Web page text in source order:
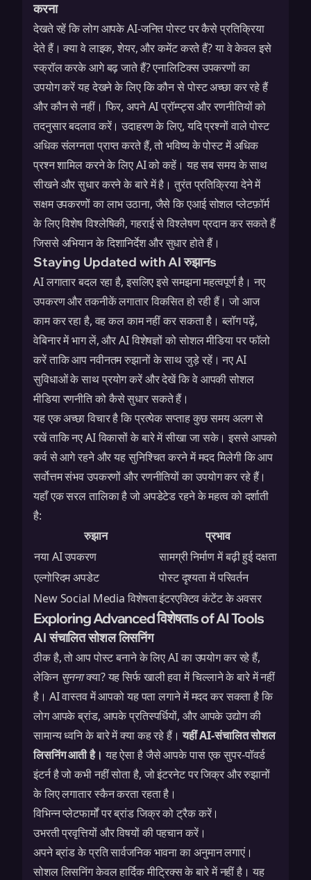
करना
देखते रहें कि लोग आपके AI-जनित पोस्ट पर कैसे प्रतिक्रिया
देते हैं। क्या वे लाइक, शेयर, और कमेंट करते हैं? या वे केवल इसे
स्क्रॉल करके आगे बढ़ जाते हैं? एनालिटिक्स उपकरणों का
उपयोग करें यह देखने के लिए कि कौन से पोस्ट अच्छा कर रहे हैं
और कौन से नहीं। फिर, अपने AI प्रॉम्प्ट्स और रणनीतियों को
तदनुसार बदलाव करें। उदाहरण के लिए, यदि प्रश्नों वाले पोस्ट
अधिक संलग्नता प्राप्त करते हैं, तो भविष्य के पोस्ट में अधिक
प्रश्न शामिल करने के लिए AI को कहें। यह सब समय के साथ
सीखने और सुधार करने के बारे में है। तुरंत प्रतिक्रिया देने में
सक्षम उपकरणों का लाभ उठाना, जैसे किएआई सोशल प्लेटफ़ॉर्म
के लिए विशेष विश्लेषिकी, गहराई से विश्लेषण प्रदान कर सकते हैं
जिससे अभियान के दिशानिर्देश और सुधार होते हैं।
Staying Updated with AI रुझानs
AI लगातार बदल रहा है, इसलिए इसे समझना महत्वपूर्ण है। नए
उपकरण और तकनीकें लगातार विकसित हो रही हैं। जो आज
काम कर रहा है, वह कल काम नहीं कर सकता है। ब्लॉग पढ़ें,
वेबिनार में भाग लें, और AI विशेषज्ञों को सोशल मीडिया पर फॉलो
करें ताकि आप नवीनतम रुझानों के साथ जुड़े रहें। नए AI
सुविधाओं के साथ प्रयोग करें और देखें कि वे आपकी सोशल
मीडिया रणनीति को कैसे सुधार सकते हैं।
यह एक अच्छा विचार है कि प्रत्येक सप्ताह कुछ समय अलग से
रखें ताकि नए AI विकासों के बारे में सीखा जा सके। इससे आपको
कर्व से आगे रहने और यह सुनिश्चित करने में मदद मिलेगी कि आप
सर्वोत्तम संभव उपकरणों और रणनीतियों का उपयोग कर रहे हैं।
यहाँ एक सरल तालिका है जो अपडेटेड रहने के महत्व को दर्शाती
है:
रुझान
प्रभाव
नया AI उपकरण
सामग्री निर्माण में बढ़ी हुई दक्षता
एल्गोरिदम अपडेट
पोस्ट दृश्यता में परिवर्तन
New Social Media विशेषताइंटरएक्टिव कंटेंट के अवसर
Exploring Advanced विशेषताs of AI Tools
AI संचालित सोशल लिसनिंग
ठीक है, तो आप पोस्ट बनाने के लिए AI का उपयोग कर रहे हैं,
लेकिन सुननाक्या? यह सिर्फ खाली हवा में चिल्लाने के बारे में नहीं
है। AI वास्तव में आपको यह पता लगाने में मदद कर सकता है कि
लोग आपके ब्रांड, आपके प्रतिस्पर्धियों, और आपके उद्योग की
सामान्य ध्वनि के बारे में क्या कह रहे हैं।यहीं AI-संचालित सोशल
लिसनिंग आती है। यह ऐसा है जैसे आपके पास एक सुपर-पॉवर्ड
इंटर्न है जो कभी नहीं सोता है, जो इंटरनेट पर जिक्र और रुझानों
के लिए लगातार स्कैन करता रहता है।
विभिन्न प्लेटफार्मों पर ब्रांड जिक्र को ट्रैक करें।
उभरती प्रवृत्तियों और विषयों की पहचान करें।
अपने ब्रांड के प्रति सार्वजनिक भावना का अनुमान लगाएं।
सोशल लिसनिंग केवल हार्दिक मीट्रिक्स के बारे में नहीं है। यह